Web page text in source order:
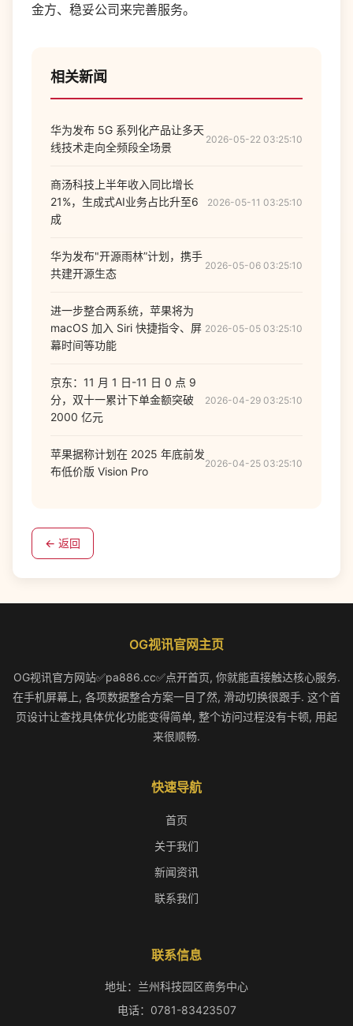
金方、稳妥公司来完善服务。
相关新闻
华为发布 5G 系列化产品让多天
线技术走向全频段全场景
2026-05-22 03:25:10
商汤科技上半年收入同比增长
21%，生成式AI业务占比升至6
成
2026-05-11 03:25:10
华为发布"开源雨林”计划，携手
共建开源生态
2026-05-06 03:25:10
进一步整合两系统，苹果将为
macOS 加入 Siri 快捷指令、屏
幕时间等功能
2026-05-05 03:25:10
京东：11 月 1 日-11 日 0 点 9
分，双十一累计下单金额突破
2000 亿元
2026-04-29 03:25:10
苹果据称计划在 2025 年底前发
布低价版 Vision Pro
2026-04-25 03:25:10
← 返回
OG视讯官网主页
OG视讯官方网站✅pa886.cc✅点开首页, 你就能直接触达核心服务.
在手机屏幕上, 各项数据整合方案一目了然, 滑动切换很跟手. 这个首
页设计让查找具体优化功能变得简单, 整个访问过程没有卡顿, 用起
来很顺畅.
快速导航
首页
关于我们
新闻资讯
联系我们
联系信息
地址：兰州科技园区商务中心
电话：0781-83423507